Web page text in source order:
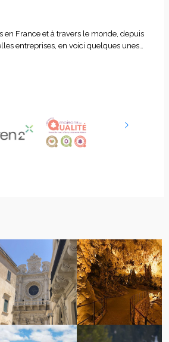
en France et à travers le monde, depuis
entreprises, en voici quelques unes…